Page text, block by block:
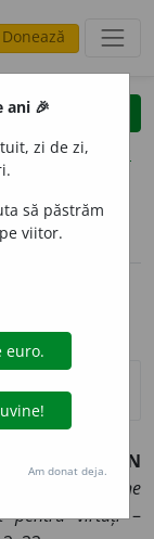
Donează
clear
opțiuni
TAMEN
este în sine
pentru virtuți–
ani 🎉
zi de zi,
să păstrăm
viitor.
Am donat deja.